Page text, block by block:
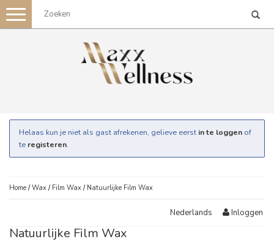
Toggle
navigation
Helaas kun je niet als gast afrekenen, gelieve eerst in te loggen of
te registeren.
Home /Wax / Film Wax / Natuurlijke Film Wax
Nederlands Inloggen
Natuurlijke Film Wax